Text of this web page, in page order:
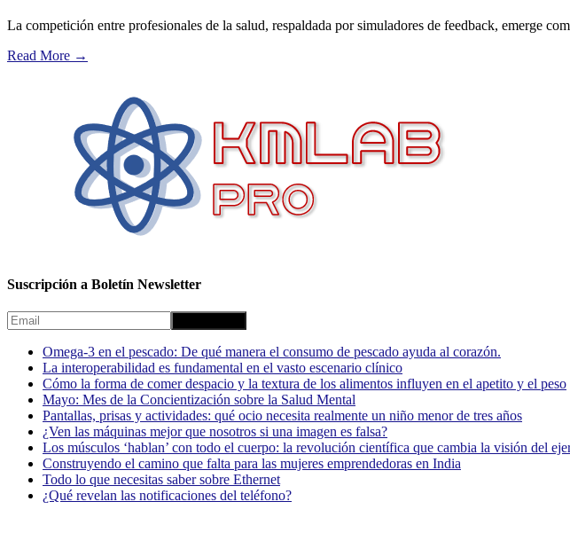
La competición entre profesionales de la salud, respaldada por simuladores de feedback, emerge
Read More →
Suscripción a Boletín Newsletter
Omega-3 en el pescado: De qué manera el consumo de pescado ayuda al corazón.
La interoperabilidad es fundamental en el vasto escenario clínico
Cómo la forma de comer despacio y la textura de los alimentos influyen en el apetito y el peso
Mayo: Mes de la Concientización sobre la Salud Mental
Pantallas, prisas y actividades: qué ocio necesita realmente un niño menor de tres años
¿Ven las máquinas mejor que nosotros si una imagen es falsa?
Los músculos ‘hablan’ con todo el cuerpo: la revolución científica que cambia la visión del
Construyendo el camino que falta para las mujeres emprendedoras en India
Todo lo que necesitas saber sobre Ethernet
¿Qué revelan las notificaciones del teléfono?